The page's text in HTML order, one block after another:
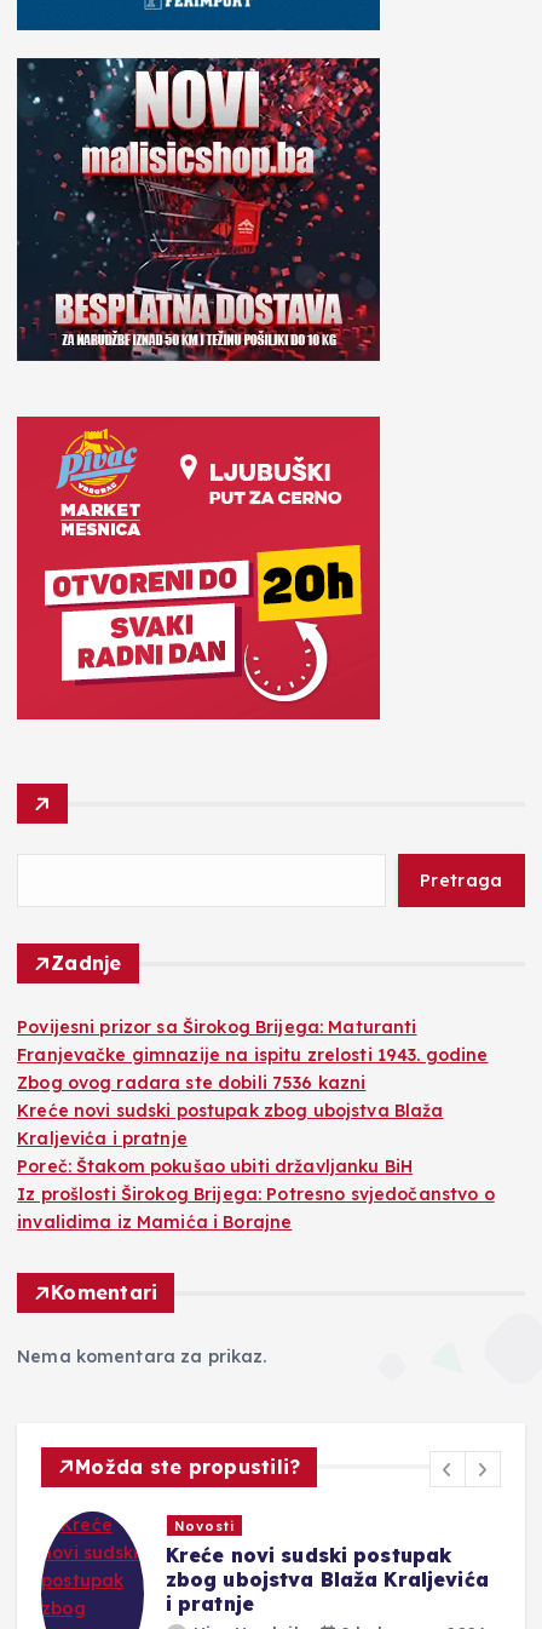
Pretraga
Zadnje
Povijesni prizor sa Širokog Brijega: Maturanti
Franjevačke gimnazije na ispitu zrelosti 1943. godine
Zbog ovog radara ste dobili 7536 kazni
Kreće novi sudski postupak zbog ubojstva Blaža
Kraljevića i pratnje
Poreč: Štakom pokušao ubiti državljanku BiH
Iz prošlosti Širokog Brijega: Potresno svjedočanstvo o
invalidima iz Mamića i Borajne
Komentari
Nema komentara za prikaz.
Možda ste propustili?
Novosti
Kreće novi sudski postupak
zbog ubojstva Blaža Kraljevića
i pratnje